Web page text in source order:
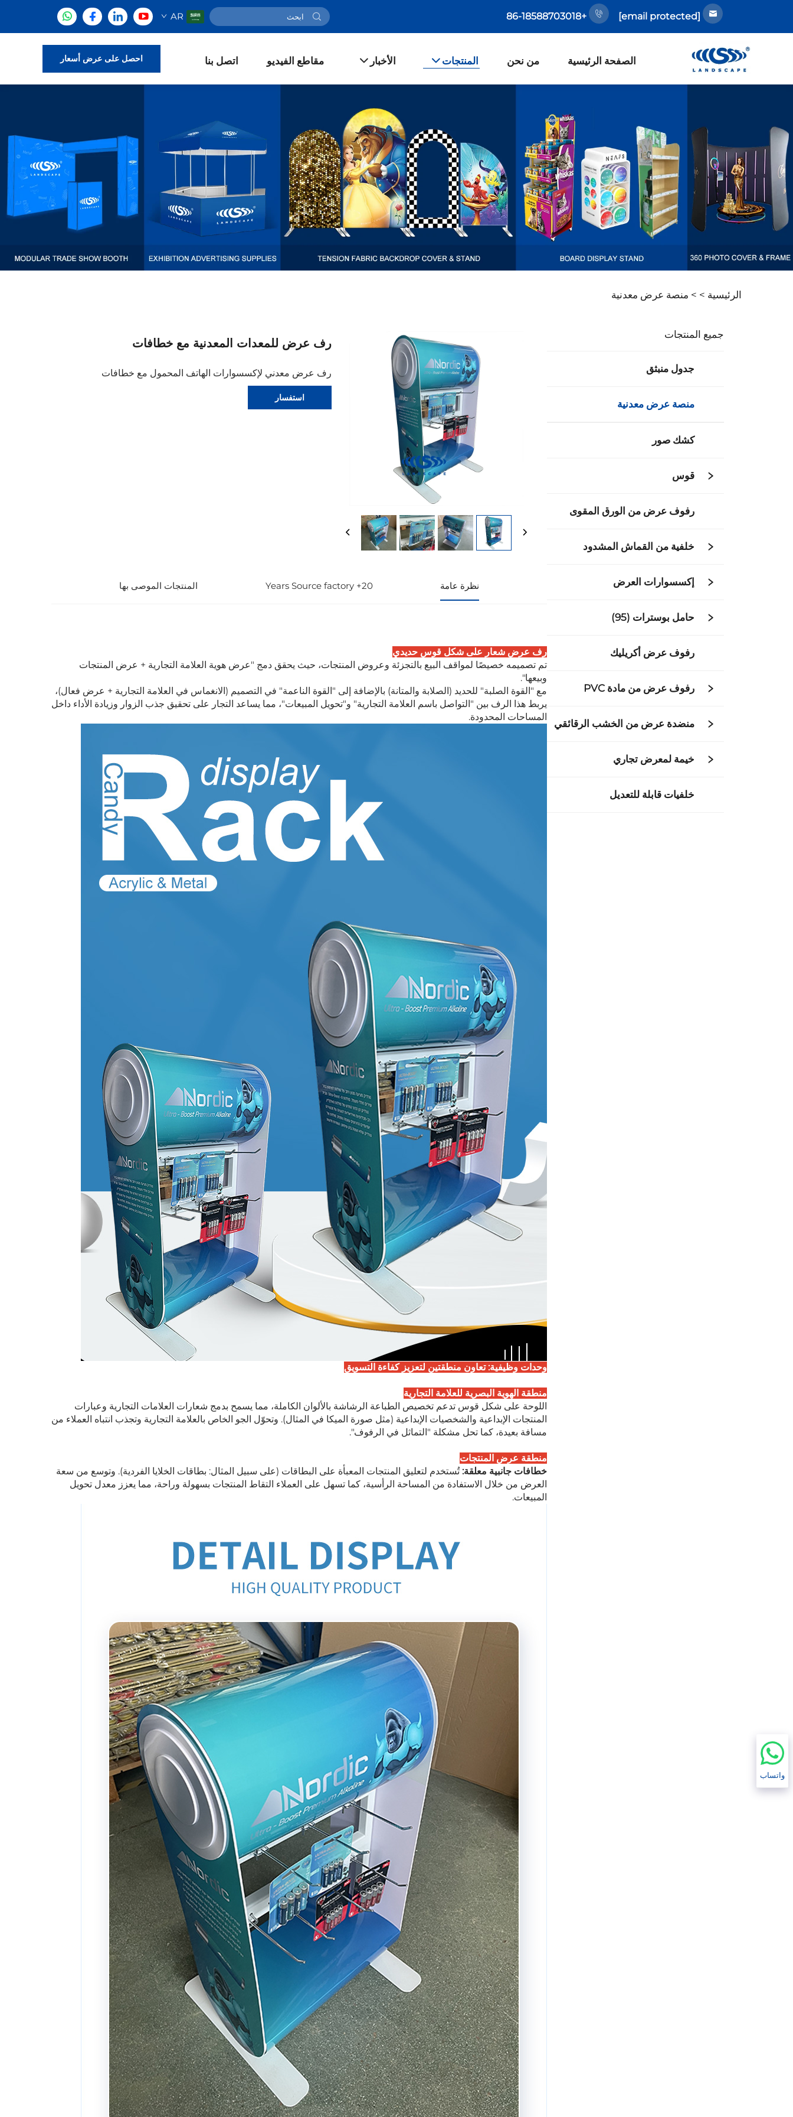
[email protected]
+86-18588703018
AR
الصفحة الرئيسية من نحن المنتجات الأخبار مقاطع الفيديو اتصل بنا احصل على عرض أسعار
الرئيسية > > منصة عرض معدنية
جميع المنتجات
جدول منبثق
منصة عرض معدنية
كشك صور
قوس
رفوف عرض من الورق المقوى
خلفية من القماش المشدود
إكسسوارات العرض
حامل بوسترات (95)
رفوف عرض أكريليك
رفوف عرض من مادة PVC
منضدة عرض من الخشب الرقائقي
خيمة لمعرض تجاري
خلفيات قابلة للتعديل
رف عرض للمعدات المعدنية مع خطافات
رف عرض معدني لإكسسوارات الهاتف المحمول مع خطافات
استفسار
نظرة عامة 20+ Years Source factory المنتجات الموصى بها
رف عرض شعار على شكل قوس حديدي
تم تصميمه خصيصًا لمواقف البيع بالتجزئة وعروض المنتجات، حيث يحقق دمج "عرض هوية العلامة التجارية + عرض المنتجات
وبيعها".
مع "القوة الصلبة" للحديد (الصلابة والمتانة) بالإضافة إلى "القوة الناعمة" في التصميم (الانغماس في العلامة التجارية + عرض فعال)،
يربط هذا الرف بين "التواصل باسم العلامة التجارية" و"تحويل المبيعات"، مما يساعد التجار على تحقيق جذب الزوار وزيادة الأداء داخل
المساحات المحدودة.
وحدات وظيفية: تعاون منطقتين لتعزيز كفاءة التسويق
منطقة الهوية البصرية للعلامة التجارية
اللوحة على شكل قوس تدعم تخصيص الطباعة الرشاشة بالألوان الكاملة، مما يسمح بدمج شعارات العلامات التجارية وعبارات
المنتجات الإبداعية والشخصيات الإبداعية (مثل صورة الميكا في المثال). وتحوّل الجو الخاص بالعلامة التجارية وتجذب انتباه العملاء من
مسافة بعيدة، كما تحل مشكلة "التماثل في الرفوف".
منطقة عرض المنتجات
خطافات جانبية معلقة:تُستخدم لتعليق المنتجات المعبأة على البطاقات (على سبيل المثال: بطاقات الخلايا الفردية). وتوسع من سعة
العرض من خلال الاستفادة من المساحة الرأسية، كما تسهل على العملاء التقاط المنتجات بسهولة وراحة، مما يعزز معدل تحويل
المبيعات.
واتساب